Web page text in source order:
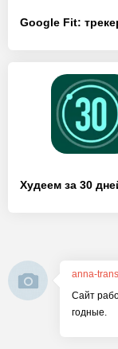
anna-
Сайт
годные.